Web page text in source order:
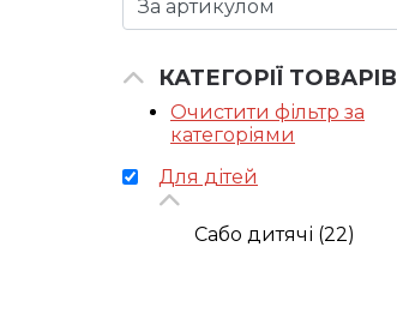
КАТЕГОРІЇ ТОВАРІВ
Очистити фільтр за
категоріями
Для дітей
Сабо дитячі (22)